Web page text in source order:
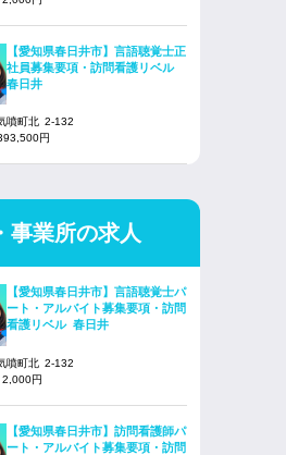
【愛知県春日井市】言語聴覚士正
社員募集要項・訪問看護リベル
春日井
噴町北 2-132
円
事業所の求人
【愛知県春日井市】言語聴覚士パ
ート・アルバイト募集要項・訪問
看護リベル 春日井
噴町北 2-132
円
【愛知県春日井市】訪問看護師パ
ート・アルバイト募集要項・訪問